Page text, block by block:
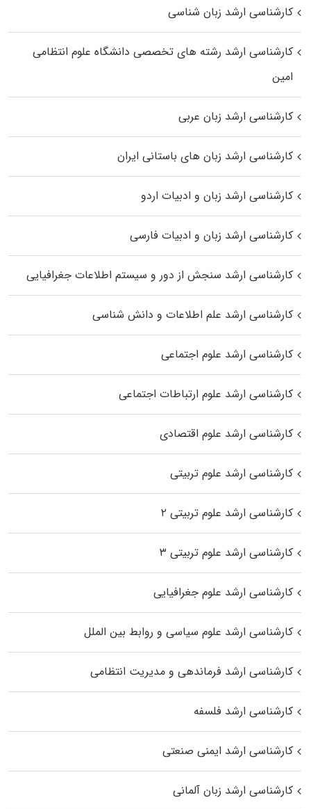
کارشناسی ارشد زبان شناسی
کارشناسی ارشد رﺷﺘﻪ ﻫﺎی تخصصی داﻧﺸﮕﺎه ﻋﻠﻮم انتظامی
اﻣﻴﻦ
کارشناسی ارشد زبان عربی
کارشناسی ارشد زبان‌ های باستانی ایران
کارشناسی ارشد زبان و ادبیات اردو
کارشناسی ارشد زبان و ادبیات فارسی
کارشناسی ارشد سنجش از دور و سیستم اطلاعات جغرافیایی
کارشناسی ارشد علم اطلاعات و دانش شناسی
کارشناسی ارشد علوم اجتماعی
کارشناسی ارشد علوم ارتباطات اجتماعی
کارشناسی ارشد علوم اقتصادی
کارشناسی ارشد علوم تربیتی
کارشناسی ارشد علوم تربیتی ۲
کارشناسی ارشد علوم تربیتی ۳
کارشناسی ارشد علوم جغرافیایی
کارشناسی ارشد علوم سیاسی و روابط بین الملل
کارشناسی ارشد فرماندهی و مدیریت انتظامی
کارشناسی ارشد فلسفه
کارشناسی ارشد ایمنی صنعتی
کارشناسی ارشد زبان آلمانی